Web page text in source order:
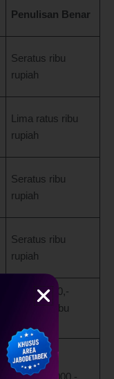
Penulisan Benar
Seratus ribu
rupiah
Lima ratus ribu
rupiah
Seratus ribu
rupiah
Seratus ribu
rupiah
Rp 100.000,-
(Seratus ribu
rupiah)